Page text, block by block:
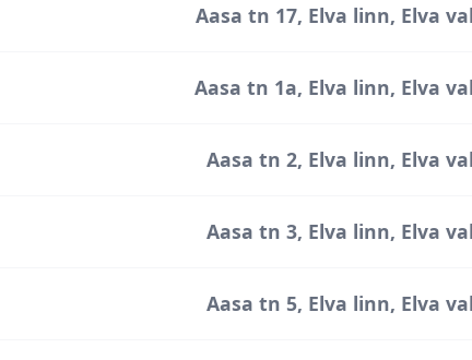
Aasa tn 17, Elva linn, Elva
Aasa tn 1a, Elva linn, Elva
Aasa tn 2, Elva linn, Elva
Aasa tn 3, Elva linn, Elva
Aasa tn 5, Elva linn, Elva